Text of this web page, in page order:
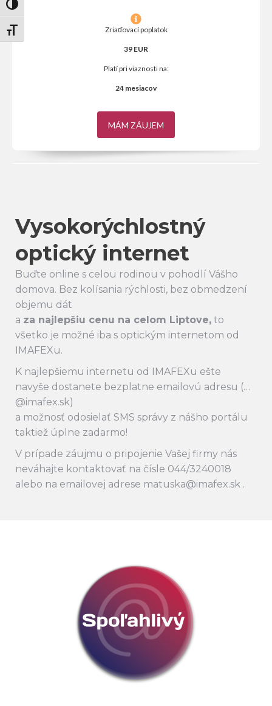
Zmeň vysoký kontrast
Zmeň veľkosť písma Zriaďovací poplatok
39 EUR
Platí pri viaznosti na:
24 mesiacov
MÁM ZÁUJEM
Vysokorýchlostný
optický internet
Buďte online s celou rodinou v pohodlí Vášho
domova. Bez kolísania rýchlosti, bez obmedzení
objemu dát
a za najlepšiu cenu na celom Liptove, to
všetko je možné iba s optickým internetom od
IMAFEXu.
K najlepšiemu internetu od IMAFEXu ešte
navyše dostanete bezplatne emailovú adresu (…
@imafex.sk)
a možnosť odosielať SMS správy z nášho portálu
taktiež úplne zadarmo!
V prípade záujmu o pripojenie Vašej firmy nás
neváhajte kontaktovať na čísle 044/3240018
alebo na emailovej adrese matuska@imafex.sk .